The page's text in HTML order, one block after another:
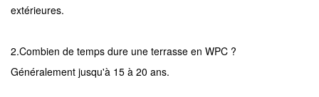
extérieures.
2.Combien de temps dure une terrasse en WPC ?
Généralement jusqu'à 15 à 20 ans.